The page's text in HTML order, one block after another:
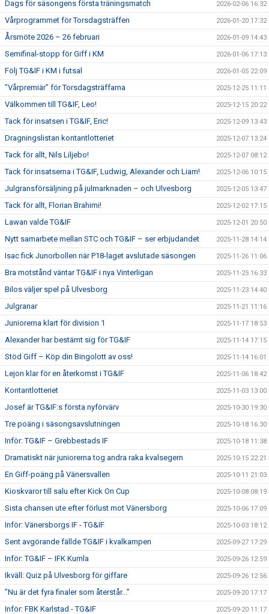
Dags för säsongens första träningsmatch 2026-02-06 16:32
Vårprogrammet för Torsdagsträffen 2026-01-20 17:32
Årsmöte 2026 – 26 februari 2026-01-09 14:43
Semifinal-stopp för Giff i KM 2026-01-06 17:13
Följ TG&IF i KM i futsal 2026-01-05 22:09
”Vårpremiär” för Torsdagsträffarna 2025-12-25 11:11
Välkommen till TG&IF, Leo! 2025-12-15 20:22
Tack för insatsen i TG&IF, Eric! 2025-12-09 13:43
Dragningslistan kontantlotteriet 2025-12-07 13:24
Tack för allt, Nils Liljebo! 2025-12-07 08:12
Tack för insatserna i TG&IF, Ludwig, Alexander och Liam! 2025-12-06 10:15
Julgransförsäljning på julmarknaden – och Ulvesborg 2025-12-05 13:47
Tack för allt, Florian Brahimi! 2025-12-02 17:15
Lawan valde TG&IF 2025-12-01 20:50
Nytt samarbete mellan STC och TG&IF – ser erbjudandet 2025-11-28 14:14
Isac fick Junorbollen när P18-laget avslutade säsongen 2025-11-26 11:06
Bra motstånd väntar TG&IF i nya Vinterligan 2025-11-25 16:33
Bilos väljer spel på Ulvesborg 2025-11-23 14:40
Julgranar 2025-11-21 11:16
Juniorerna klart för division 1 2025-11-17 18:53
Alexander har bestämt sig för TG&IF 2025-11-14 17:15
Stöd Giff – Köp din Bingolott av oss! 2025-11-14 16:01
Lejon klar för en återkomst i TG&IF 2025-11-06 18:42
Kontantlotteriet 2025-11-03 13:00
Josef är TG&IF:s första nyförvärv 2025-10-30 19:30
Tre poäng i säsongsavslutningen 2025-10-18 16:30
Inför: TG&IF – Grebbestads IF 2025-10-18 11:38
Dramatiskt när juniorerna tog andra raka kvalsegern 2025-10-15 22:21
En Giff-poäng på Vänersvallen 2025-10-11 21:03
Kioskvaror till salu efter Kick On Cup 2025-10-08 08:19
Sista chansen ute efter förlust mot Vänersborg 2025-10-06 17:09
Inför: Vänersborgs IF - TG&IF 2025-10-03 18:12
Sent avgörande fällde TG&IF i kvalkampen 2025-09-27 17:29
Inför: TG&IF – IFK Kumla 2025-09-26 12:59
Ikväll: Quiz på Ulvesborg för giffare 2025-09-26 12:56
”Nu är det fyra finaler som återstår...” 2025-09-20 17:17
Inför: FBK Karlstad - TG&IF 2025-09-20 11:17